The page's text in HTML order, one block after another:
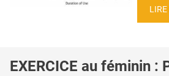
EXERCICE au féminin :